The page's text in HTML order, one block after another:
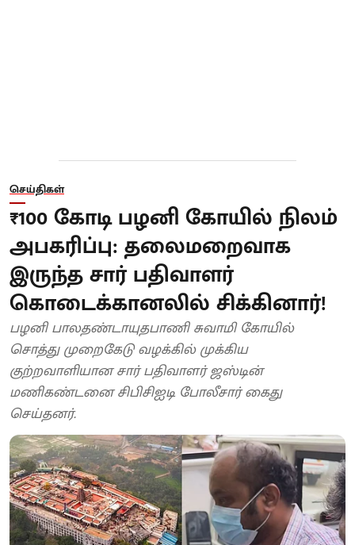
செய்திகள்
₹100 கோடி பழனி கோயில் நிலம்
அபகரிப்பு: தலைமறைவாக
இருந்த சார் பதிவாளர்
கொடைக்கானலில் சிக்கினார்!
பழனி பாலதண்டாயுதபாணி சுவாமி கோயில்
சொத்து முறைகேடு வழக்கில் முக்கிய
குற்றவாளியான சார் பதிவாளர் ஜஸ்டின்
மணிகண்டனை சிபிசிஐடி போலீசார் கைது
செய்தனர்.